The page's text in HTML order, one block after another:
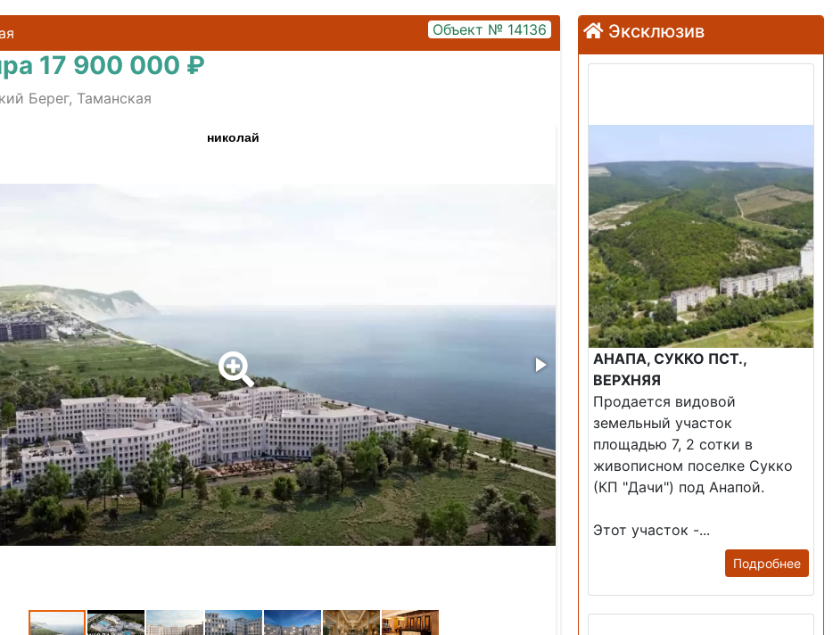
Объект № 14136
17 900 000 ₽
Берег, Таманская
николай
Эксклюзив
АНАПА, СУККО ПСТ.,
ВЕРХНЯЯ
Продается видовой
земельный участок
площадью 7, 2 сотки в
живописном поселке Сукко
(КП "Дачи") под Анапой.
Этот участок -...
Подробнее